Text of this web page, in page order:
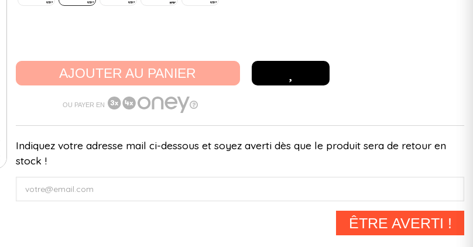
AJOUTER AU PANIER
OU PAYER EN
Indiquez votre adresse mail ci-dessous et soyez averti dès que le produit sera de retour en
stock !
ÊTRE AVERTI !